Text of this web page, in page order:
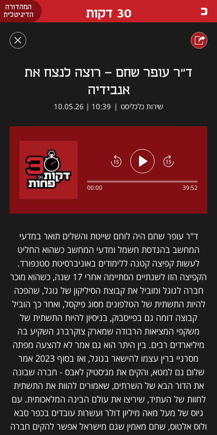
המהדורה
הדיגיטלית
30 דקות
ד״ר עופר שחם - רוצה לנצח את
אנבידיה
שירות כלכליסט |
10:39 | 10.05.26
39:52
00:00
ד"ר עופר שחם היה לוחם שייטת והשלים תואר במדעי
המחשב בהנדסת חשמל ומדעי המחשב כשהוא החליט
לעשות קפיצה קטנה ללימודים באוניברסיטת סטנפורד.
הקפיצה הזו לשנתיים הסתיימה אחרי 17 שנה, כשהוא מוכר
חברה לגוגל ומוביל את קבוצת הסיליקון של גוגל, שהפכה
להיות התשתית של הטלפונים מסוג פיקסל, ואחר כך הוביל
קבוצה דומה גם בפייסבוק, בניסיון להיות התשתית של
משקפי המציאות הרבודה שמארק צוקרברג השקיע בה
מיליארדים רבים. בין היתר הוא גם אמר לא להצעה מפתה
מסרגיי ברין עצמו להישאר בגוגל, ואז בסוף 2023 אמר
שלום גם למטא, והקים את מג׳סטיק לאבס - חברה שבונה
את הדור הבא של השרתים, שאמורים להוות את התשתית
לחוות של העתיד, שיריצו את עולם הבינה המלאכותית. עם
גיוס של מעל מאה מיליון דולר ועשרות עובדים בכפר סבא
ולוס אלטוס, שחם מאמין שגם מישראל אפשר להקים חברה